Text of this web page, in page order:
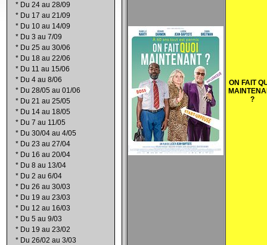
* Du 24 au 28/09
* Du 17 au 21/09
* Du 10 au 14/09
* Du 3 au 7/09
* Du 25 au 30/06
* Du 18 au 22/06
* Du 11 au 15/06
* Du 4 au 8/06
* Du 28/05 au 01/06
* Du 21 au 25/05
* Du 14 au 18/05
* Du 7 au 11/05
* Du 30/04 au 4/05
* Du 23 au 27/04
* Du 16 au 20/04
* Du 8 au 13/04
* Du 2 au 6/04
* Du 26 au 30/03
* Du 19 au 23/03
* Du 12 au 16/03
* Du 5 au 9/03
* Du 19 au 23/02
* Du 26/02 au 3/03
ON FAIT
?